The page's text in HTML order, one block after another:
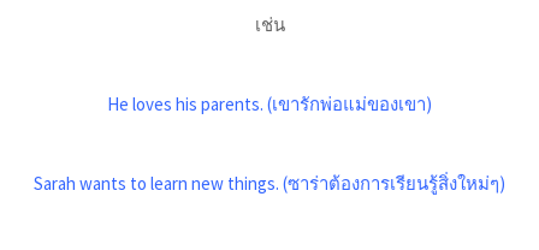
เช่น
He loves his parents. (เขารักพ่อแม่ของเขา)
Sarah wants to learn new things. (ซาร่าต้องการเรียนรู้สิ่งใหม่ๆ)